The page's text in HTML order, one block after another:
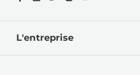
L'entreprise